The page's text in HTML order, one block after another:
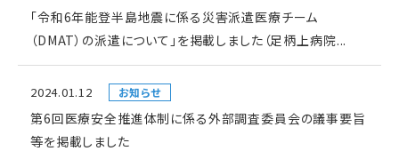
「令和6年能登半島地震に係る災害派遣医療チーム
（DMAT）の派遣について」を掲載しました（足柄上病院...
2024.01.12 お知らせ
第6回医療安全推進体制に係る外部調査委員会の議事要旨
等を掲載しました